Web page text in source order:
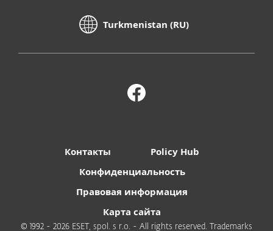
Turkmenistan (RU)
Контакты
Policy Hub
Конфиденциальность
Правовая информация
Карта сайта
© 1992 - 2026 ESET, spol. s r.o. - All rights reserved. Trademarks